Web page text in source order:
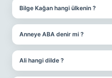
Bilge Kağan hangi ülkenin ?
Anneye ABA denir mi ?
Ali hangi dilde ?